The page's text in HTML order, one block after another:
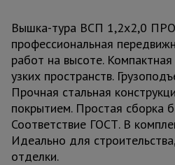
Вышка-тура ВСП 1,2x2,0
профессиональная
работ на высоте.
узких пространств.
Прочная стальная
покрытием. Простая сборка
Соответствие ГОСТ. В
Идеально для
отделки.